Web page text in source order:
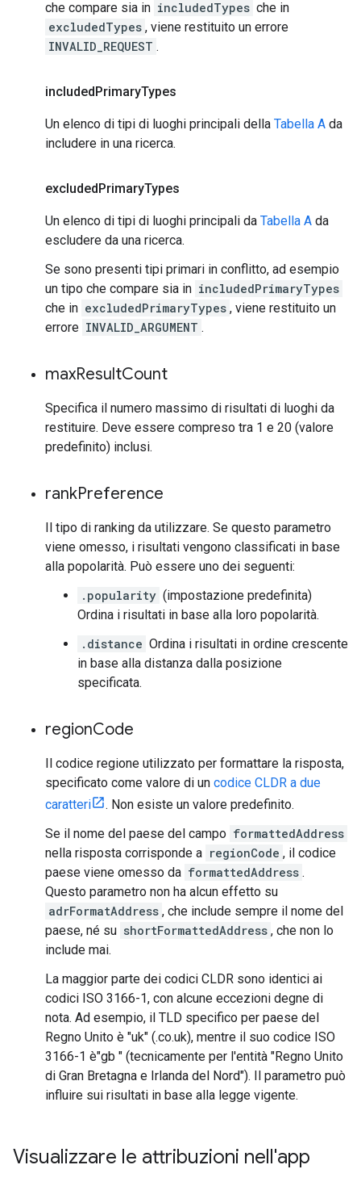
che compare sia in includedTypes che in
excludedTypes , viene restituito un errore
INVALID_REQUEST .
includedPrimaryTypes
Un elenco di tipi di luoghi principali della Tabella A da
includere in una ricerca.
excludedPrimaryTypes
Un elenco di tipi di luoghi principali da Tabella A da
escludere da una ricerca.
Se sono presenti tipi primari in conflitto, ad esempio
un tipo che compare sia in includedPrimaryTypes
che in excludedPrimaryTypes , viene restituito un
errore INVALID_ARGUMENT .
maxResultCount
Specifica il numero massimo di risultati di luoghi da
restituire. Deve essere compreso tra 1 e 20 (valore
predefinito) inclusi.
rankPreference
Il tipo di ranking da utilizzare. Se questo parametro
viene omesso, i risultati vengono classificati in base
alla popolarità. Può essere uno dei seguenti:
.popularity (impostazione predefinita)
Ordina i risultati in base alla loro popolarità.
.distance Ordina i risultati in ordine crescente
in base alla distanza dalla posizione
specificata.
regionCode
Il codice regione utilizzato per formattare la risposta,
specificato come valore di un codice CLDR a due
caratteri
. Non esiste un valore predefinito.
Se il nome del paese del campo formattedAddress
nella risposta corrisponde a regionCode , il codice
paese viene omesso da formattedAddress .
Questo parametro non ha alcun effetto su
adrFormatAddress , che include sempre il nome del
paese, né su shortFormattedAddress , che non lo
include mai.
La maggior parte dei codici CLDR sono identici ai
codici ISO 3166-1, con alcune eccezioni degne di
nota. Ad esempio, il TLD specifico per paese del
Regno Unito è "uk" (.co.uk), mentre il suo codice ISO
3166-1 è"gb " (tecnicamente per l'entità "Regno Unito
di Gran Bretagna e Irlanda del Nord"). Il parametro può
influire sui risultati in base alla legge vigente.
Visualizzare le attribuzioni nell'app